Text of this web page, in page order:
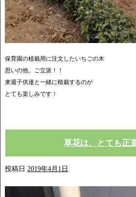
保育園の植栽用に注文したいちごの木
思いの他、ご立派！！
来週子供達と一緒に植栽するのが
とても楽しみです！
草花は、とても正
投稿日 2019年4月1日